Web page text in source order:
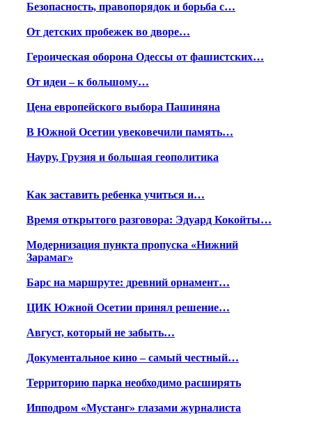
Безопасность, правопорядок и борьба с…
От детских пробежек во дворе…
Героическая оборона Одессы от фашистских…
От идеи – к большому…
Цена европейского выбора Пашиняна
В Южной Осетии увековечили память…
Науру, Грузия и большая геополитика
Как заставить ребенка учиться и…
Время открытого разговора: Эдуард Кокойты…
Модернизация пункта пропуска «Нижний
Зарамаг»
Барс на маршруте: древний орнамент…
ЦИК Южной Осетии принял решение…
Август, который не забыть…
Документальное кино – самый честный…
Территорию парка необходимо расширять
Ипподром «Мустанг» глазами журналиста